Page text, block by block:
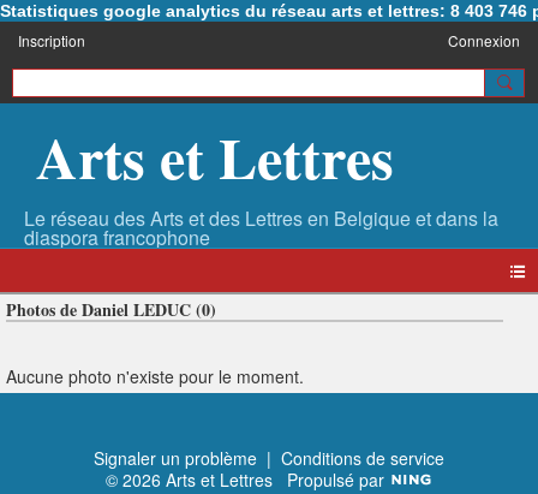
Statistiques google analytics du réseau arts et lettres: 8 403 746
Inscription Connexion
Arts et Lettres
Photos de Daniel LEDUC (0)
Aucune photo n'existe pour le moment.
Signaler un problème | Conditions de service
© 2026 Arts et Lettres Propulsé par